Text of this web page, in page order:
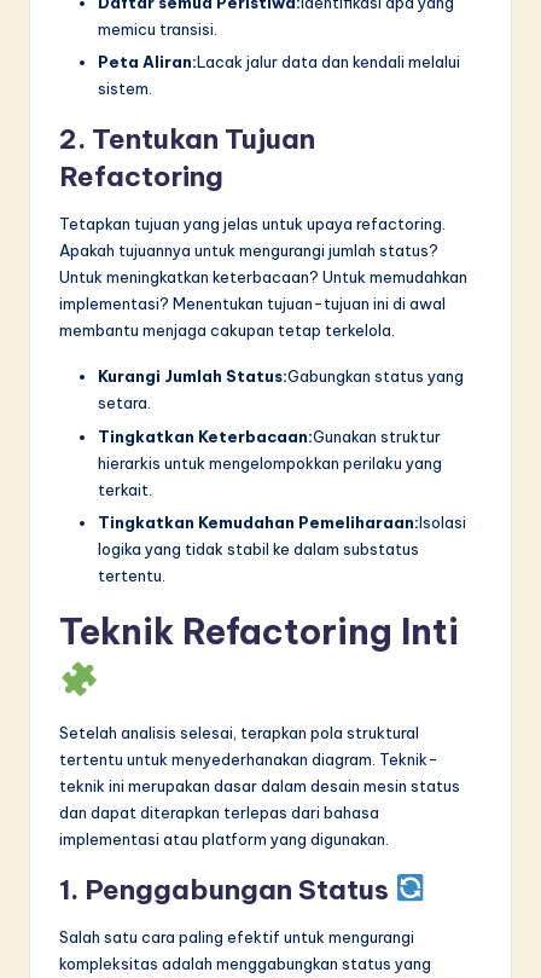
memicu transisi.
Peta Aliran:Lacak jalur data dan kendali melalui
sistem.
2. Tentukan Tujuan
Refactoring
Tetapkan tujuan yang jelas untuk upaya refactoring.
Apakah tujuannya untuk mengurangi jumlah status?
Untuk meningkatkan keterbacaan? Untuk memudahkan
implementasi? Menentukan tujuan-tujuan ini di awal
membantu menjaga cakupan tetap terkelola.
Kurangi Jumlah Status:Gabungkan status yang
setara.
Tingkatkan Keterbacaan:Gunakan struktur
hierarkis untuk mengelompokkan perilaku yang
terkait.
Tingkatkan Kemudahan Pemeliharaan:Isolasi
logika yang tidak stabil ke dalam substatus
tertentu.
Teknik Refactoring Inti
Setelah analisis selesai, terapkan pola struktural
tertentu untuk menyederhanakan diagram. Teknik-
teknik ini merupakan dasar dalam desain mesin status
dan dapat diterapkan terlepas dari bahasa
implementasi atau platform yang digunakan.
1. Penggabungan Status
Salah satu cara paling efektif untuk mengurangi
kompleksitas adalah menggabungkan status yang